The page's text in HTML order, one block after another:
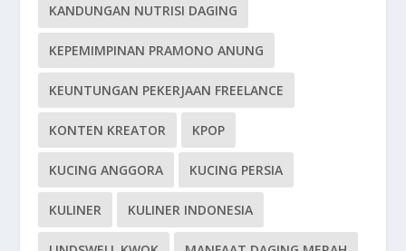
KANDUNGAN NUTRISI DAGING
KEPEMIMPINAN PRAMONO ANUNG
KEUNTUNGAN PEKERJAAN FREELANCE
KONTEN KREATOR KPOP
KUCING ANGGORA KUCING PERSIA
KULINER KULINER INDONESIA